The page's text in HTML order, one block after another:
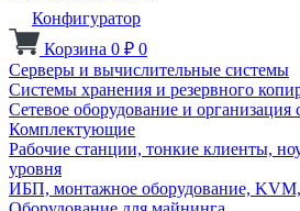
Конфигуратор
Корзина 0 ₽ 0
Серверы и вычислительные системы
Системы хранения и резервного
Сетевое оборудование и организация
Комплектующие
Рабочие станции, тонкие клиенты,
уровня
ИБП, монтажное оборудование,